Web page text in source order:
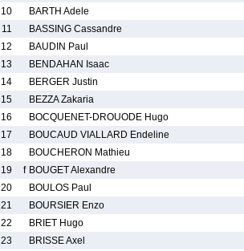
10
BARTH Adele
11
BASSING Cassandre
12
BAUDIN Paul
13
BENDAHAN Isaac
14
BERGER Justin
15
BEZZA Zakaria
16
BOCQUENET-DROUODE Hugo
17
BOUCAUD VIALLARD Endeline
18
BOUCHERON Mathieu
19
f BOUGET Alexandre
20
BOULOS Paul
21
BOURSIER Enzo
22
BRIET Hugo
23
BRISSE Axel